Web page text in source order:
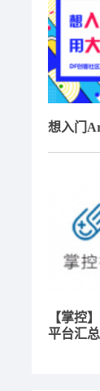
想入门
【掌控
平台汇总